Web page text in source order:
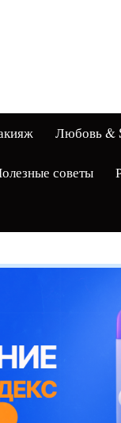
Любовь &
советы